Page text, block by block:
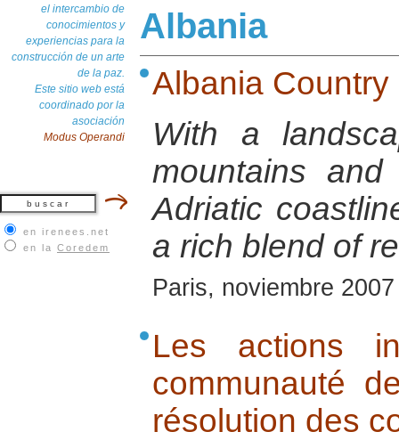
el intercambio de
conocimientos y
experiencias para la
construcción de un arte
de la paz.
Este sitio web está
coordinado por la
asociación
Modus Operandi
en irenees.net
en la Coredem
Albania
Albania Country
With a
mountains
Adriatic
a rich blend of
Paris, noviembre 2007
Les actions
communauté
résolution des